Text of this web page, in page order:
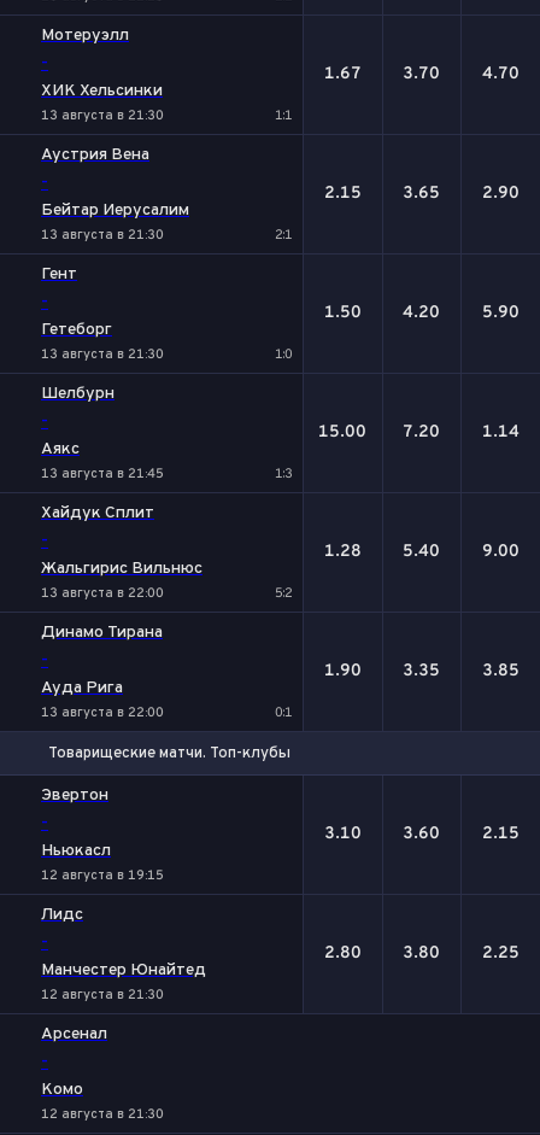
Мотеруэлл
-
ХИК Хельсинки
13 августа в 21:30 1:1
1.67 3.70 4.70
Аустрия Вена
-
Бейтар Иерусалим
13 августа в 21:30 2:1
2.15 3.65 2.90
Гент
-
Гетеборг
13 августа в 21:30 1:0
1.50 4.20 5.90
Шелбурн
-
Аякс
13 августа в 21:45 1:3
15.00 7.20 1.14
Хайдук Сплит
-
Жальгирис Вильнюс
13 августа в 22:00 5:2
1.28 5.40 9.00
Динамо Тирана
-
Ауда Рига
13 августа в 22:00 0:1
1.90 3.35 3.85
Товарищеские матчи. Топ-клубы
Эвертон
-
Ньюкасл
12 августа в 19:15
3.10 3.60 2.15
Лидс
-
Манчестер Юнайтед
12 августа в 21:30
2.80 3.80 2.25
Арсенал
-
Комо
12 августа в 21:30